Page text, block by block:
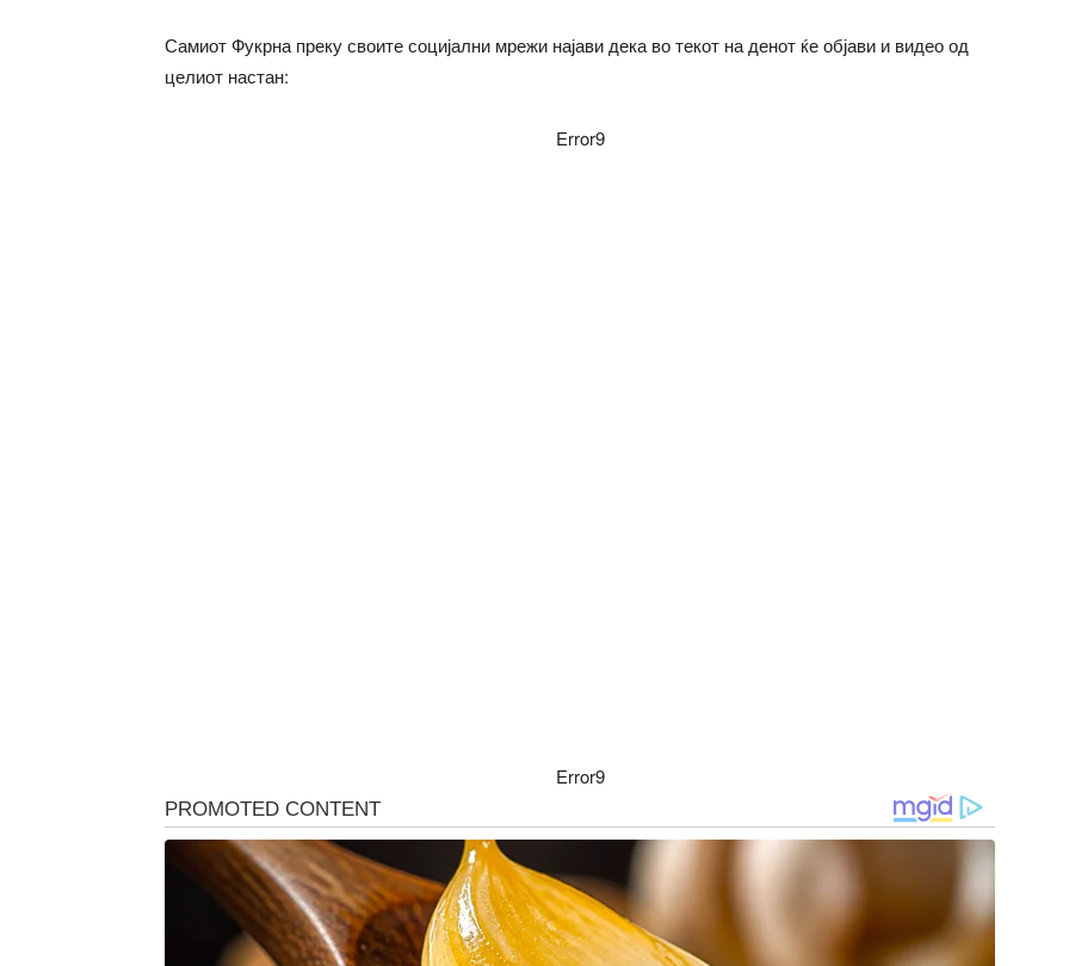
Самиот Фукрна преку своите социјални мрежи најави дека во текот на денот ќе објави и видео од
целиот настан:
Error9
Error9